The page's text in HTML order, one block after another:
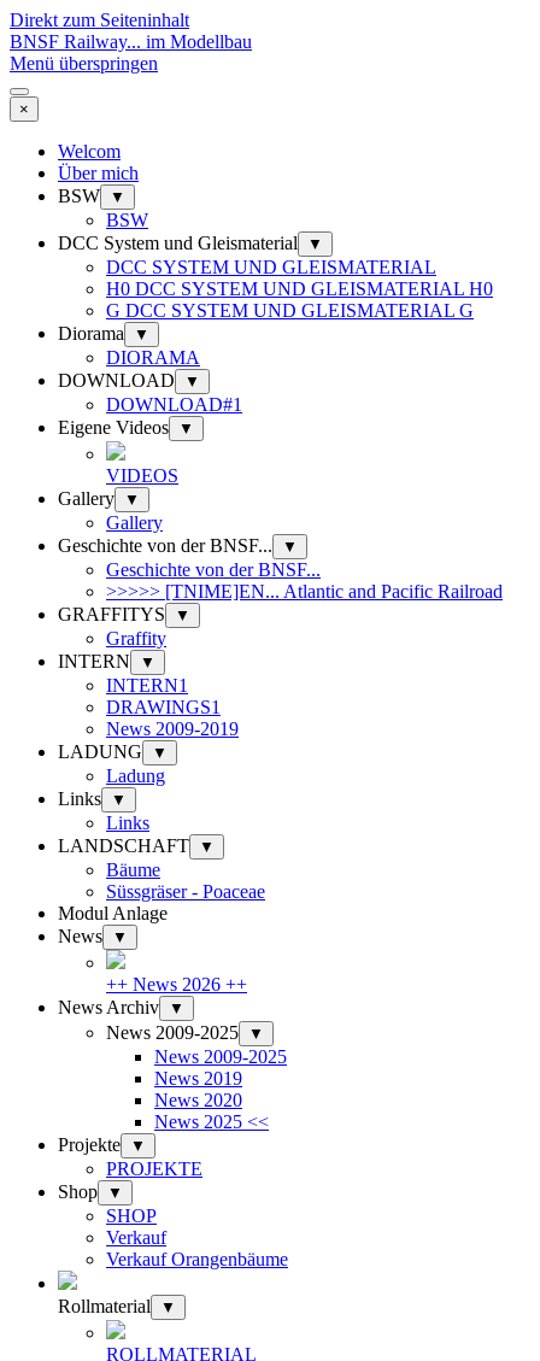
Direkt zum Seiteninhalt
BNSF Railway... im Modellbau
Menü überspringen
×
Welcom
Über mich
BSW
▼
BSW
DCC System und Gleismaterial
▼
DCC SYSTEM UND GLEISMATERIAL
H0 DCC SYSTEM UND GLEISMATERIAL H0
G DCC SYSTEM UND GLEISMATERIAL G
Diorama
▼
DIORAMA
DOWNLOAD
▼
DOWNLOAD#1
Eigene Videos
▼
VIDEOS
Gallery
▼
Gallery
Geschichte von der BNSF...
▼
Geschichte von der BNSF...
>>>>> [TNIME]EN... Atlantic and Pacific Railroad
GRAFFITYS
▼
Graffity
INTERN
▼
INTERN1
DRAWINGS1
News 2009-2019
LADUNG
▼
Ladung
Links
▼
Links
LANDSCHAFT
▼
Bäume
Süssgräser - Poaceae
Modul Anlage
News
▼
++ News 2026 ++
News Archiv
▼
News 2009-2025 ▼
News 2009-2025
News 2019
News 2020
News 2025 <<
Projekte
▼
PROJEKTE
Shop
▼
SHOP
Verkauf
Verkauf Orangenbäume
Rollmaterial ▼
ROLLMATERIAL